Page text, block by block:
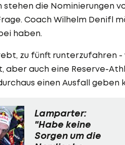
stehen die Nominierungen
Coach Wilhelm Denifl
haben.
zu fünft runterzufahren
aber auch eine Reserve-
einen Ausfall geben
Lamparter:
"Habe keine
Sorgen um die